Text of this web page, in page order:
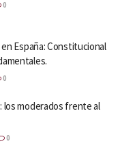
0
España: Constitucional
0
los moderados frente al
0